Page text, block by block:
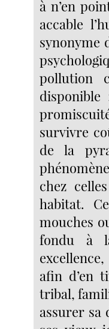
à n’en
accable
synonyme
pollution
survivre
de la
chez
habitat.
mouches
fondu à
afin d’en
tribal,
assurer sa